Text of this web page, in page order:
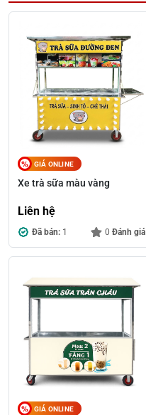
GIÁ ONLINE
Xe trà sữa màu vàng
Liên hệ
Đã bán: 1 0 Đánh giá
GIÁ ONLINE